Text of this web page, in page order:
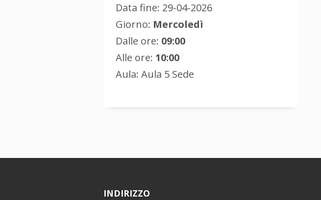
Data fine: 29-04-2026
Giorno: Mercoledì
Dalle ore: 09:00
Alle ore: 10:00
Aula: Aula 5 Sede
INDIRIZZO